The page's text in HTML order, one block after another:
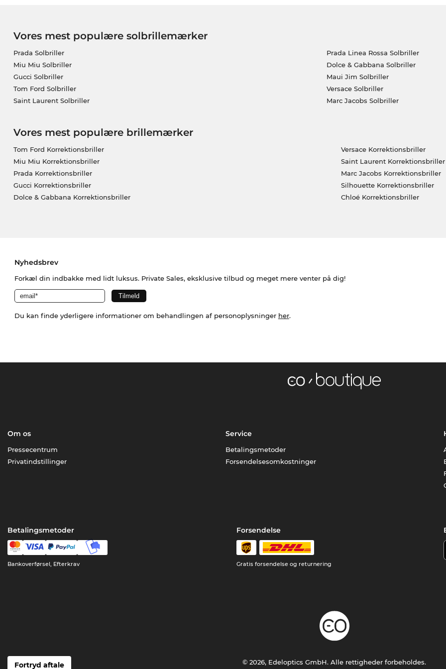
Vores mest populære solbrillemærker
Prada Solbriller
Miu Miu Solbriller
Gucci Solbriller
Tom Ford Solbriller
Saint Laurent Solbriller
Prada Linea Rossa Solbriller
Dolce & Gabbana Solbriller
Maui Jim Solbriller
Versace Solbriller
Marc Jacobs Solbriller
Vores mest populære brillemærker
Tom Ford Korrektionsbriller
Miu Miu Korrektionsbriller
Prada Korrektionsbriller
Gucci Korrektionsbriller
Dolce & Gabbana Korrektionsbriller
Versace Korrektionsbriller
Saint Laurent Korrektionsbriller
Marc Jacobs Korrektionsbriller
Silhouette Korrektionsbriller
Chloé Korrektionsbriller
Nyhedsbrev
Forkæl din indbakke med lidt luksus. Private Sales, eksklusive tilbud og meget mere venter på dig!
Du kan finde yderligere informationer om behandlingen af personoplysninger her.
Om os
Pressecentrum
Privatindstillinger
Service
Betalingsmetoder
Forsendelsesomkostninger
Betalingsmetoder
Bankoverførsel, Efterkrav
Forsendelse
Gratis forsendelse og returnering
Fortryd aftale © 2026, Edeloptics GmbH. Alle rettigheder forbeholdes.